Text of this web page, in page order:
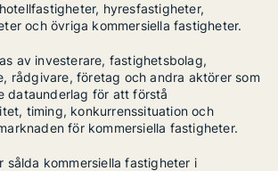
hyresfastigheter,
och övriga kommersiella fastigheter.
av investerare, fastighetsbolag,
rådgivare, företag och andra aktörer som
dataunderlag för att förstå
timing, konkurrenssituation och
för kommersiella fastigheter.
sålda kommersiella fastigheter i